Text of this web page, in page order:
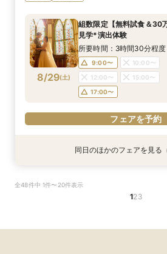
8/28(金)
ア
11:00〜
15:00〜
16:00〜
フェアを予約
8/28(金)
ショート相談会
11:00〜
15:00〜
16:00〜
17:00〜
フェアを予約
8/28(金)
験！結婚式相談会
16:00〜
17:00〜
17:30〜
18:00〜
フェアを予約
8/29(土)
組数限定【無料試食＆30
見学*演出体験
所要時間：3時間30分程度
9:00〜
10:00〜
12:00〜
15:00〜
17:00〜
フェアを予約
8/29
比較＆相談フェア
特典あり
8/29
ガーデン》和牛試食
特典あり
8/29
1万×花嫁体験
特典あり
8/29
き見学＆相談会
特典あり
8/29
ALL体験会
同日のほかのフェアを見る
全48件中 1件〜20件表示
123